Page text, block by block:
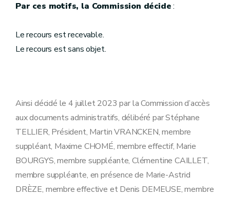
Par ces motifs, la Commission décide:
Le recours est recevable.
Le recours est sans objet.
Ainsi décidé le 4 juillet 2023 par la Commission d’accès
aux documents administratifs, délibéré par Stéphane
TELLIER, Président, Martin VRANCKEN, membre
suppléant, Maxime CHOMÉ, membre effectif, Marie
BOURGYS, membre suppléante, Clémentine CAILLET,
membre suppléante, en présence de Marie-Astrid
DRÈZE, membre effective et Denis DEMEUSE, membre